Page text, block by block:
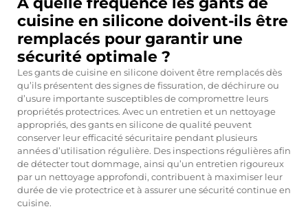
cuisine en silicone doivent-ils être
remplacés pour garantir une
sécurité optimale ?
Les gants de cuisine en silicone doivent être remplacés dès
qu’ils présentent des signes de fissuration, de déchirure ou
d’usure importante susceptibles de compromettre leurs
propriétés protectrices. Avec un entretien et un nettoyage
appropriés, des gants en silicone de qualité peuvent
conserver leur efficacité sécuritaire pendant plusieurs
années d’utilisation régulière. Des inspections régulières afin
de détecter tout dommage, ainsi qu’un entretien rigoureux
par un nettoyage approfondi, contribuent à maximiser leur
durée de vie protectrice et à assurer une sécurité continue en
cuisine.